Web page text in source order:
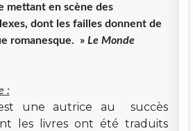
mettant en scène des
dont les failles donnent de
romanesque. » Le Monde
:
une autrice au succès
les livres ont été traduits